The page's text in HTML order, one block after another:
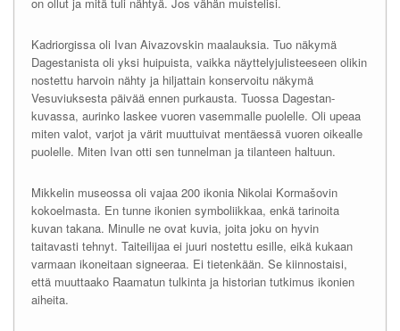
Kadriorgissa oli Ivan Aivazovskin maalauksia. Tuo näkymä
Dagestanista oli yksi huipuista, vaikka näyttelyjulisteeseen olikin
nostettu harvoin nähty ja hiljattain konservoitu näkymä
Vesuviuksesta päivää ennen purkausta. Tuossa Dagestan-
kuvassa, aurinko laskee vuoren vasemmalle puolelle. Oli upeaa
miten valot, varjot ja värit muuttuivat mentäessä vuoren oikealle
puolelle. Miten Ivan otti sen tunnelman ja tilanteen haltuun.
Mikkelin museossa oli vajaa 200 ikonia Nikolai Kormašovin
kokoelmasta. En tunne ikonien symboliikkaa, enkä tarinoita
kuvan takana. Minulle ne ovat kuvia, joita joku on hyvin
taitavasti tehnyt. Taiteilijaa ei juuri nostettu esille, eikä kukaan
varmaan ikoneitaan signeeraa. Ei tietenkään. Se kiinnostaisi,
että muuttaako Raamatun tulkinta ja historian tutkimus ikonien
aiheita.